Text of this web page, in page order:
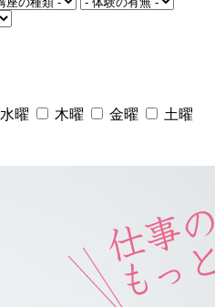
水曜 木曜 金曜 土曜